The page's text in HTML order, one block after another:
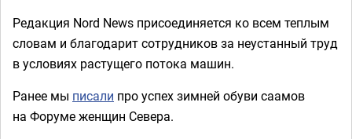
Редакция Nord News присоединяется ко всем теплым
словам и благодарит сотрудников за неустанный труд
в условиях растущего потока машин.
Ранее мы писали про успех зимней обуви саамов
на Форуме женщин Севера.